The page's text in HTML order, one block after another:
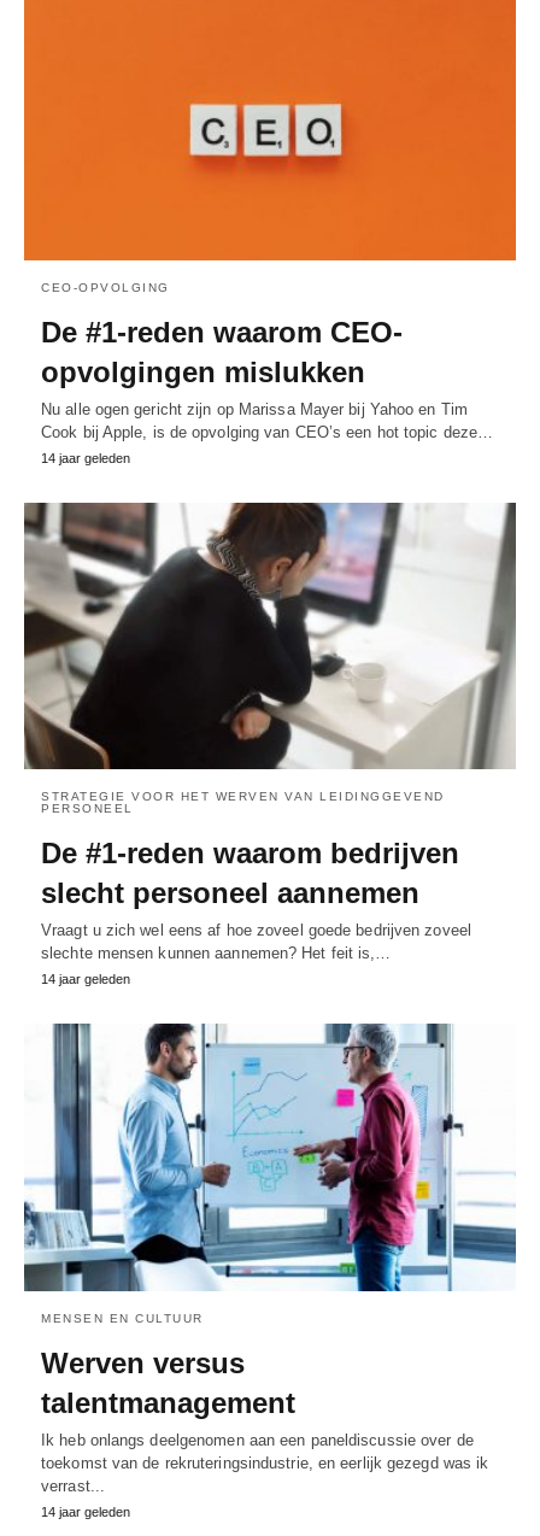
CEO-OPVOLGING
De #1-reden waarom CEO-
opvolgingen mislukken
Nu alle ogen gericht zijn op Marissa Mayer bij Yahoo en Tim
Cook bij Apple, is de opvolging van CEO’s een hot topic deze…
14 jaar geleden
STRATEGIE VOOR HET WERVEN VAN LEIDINGGEVEND
PERSONEEL
De #1-reden waarom bedrijven
slecht personeel aannemen
Vraagt u zich wel eens af hoe zoveel goede bedrijven zoveel
slechte mensen kunnen aannemen? Het feit is,…
14 jaar geleden
MENSEN EN CULTUUR
Werven versus
talentmanagement
Ik heb onlangs deelgenomen aan een paneldiscussie over de
toekomst van de rekruteringsindustrie, en eerlijk gezegd was ik
verrast...
14 jaar geleden